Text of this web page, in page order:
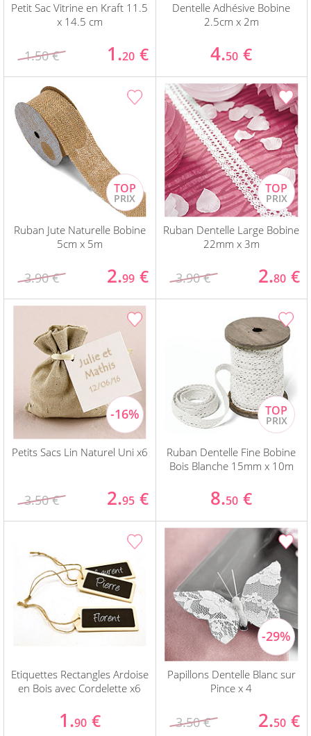
Petit Sac Vitrine en Kraft 11.5
x 14.5 cm
1.50 € 1.20 €
Dentelle Adhésive Bobine
2.5cm x 2m
4.50 €
Ruban Jute Naturelle Bobine
5cm x 5m
3.90 € 2.99 €
Ruban Dentelle Large Bobine
22mm x 3m
3.90 € 2.80 €
Petits Sacs Lin Naturel Uni x6
3.50 € 2.95 €
Ruban Dentelle Fine Bobine
Bois Blanche 15mm x 10m
8.50 €
Etiquettes Rectangles Ardoise
en Bois avec Cordelette x6
1.90 €
Papillons Dentelle Blanc sur
Pince x 4
3.50 € 2.50 €